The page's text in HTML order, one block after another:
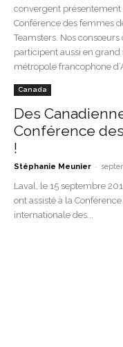
convergent
Conférence des femmes
Teamsters. Nos consœurs
participent aussi en
métropole francophone
Canada
Des
Conférence
!
Stéphanie Meunier -
Laval, le 15 septembre
ont assisté à la
internationale des...